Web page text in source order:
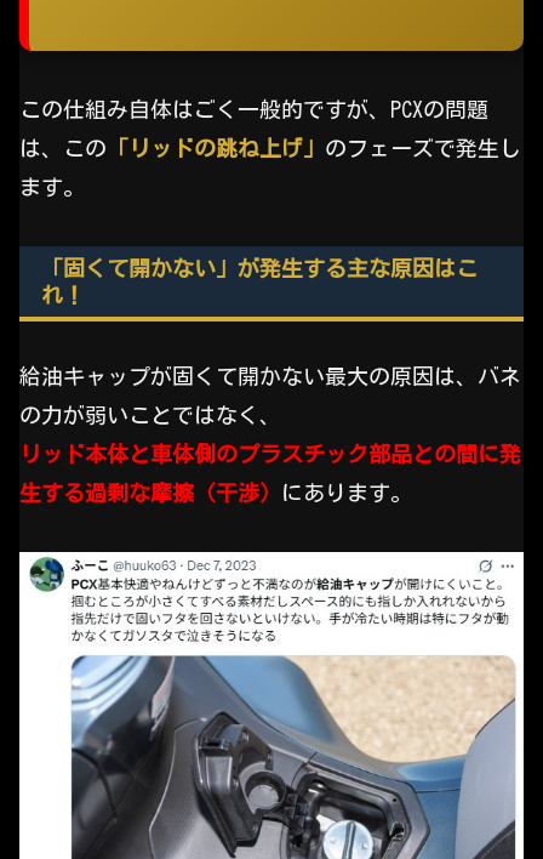
この仕組み自体はごく一般的ですが、PCXの問題
は、この 「リッドの跳ね上げ」 のフェーズで発生し
ます。
「固くて開かない」が発生する主な原因はこ
れ！
給油キャップが固くて開かない最大の原因は、バネ
の力が弱いことではなく、
リッド本体と車体側のプラスチック部品との間に発
生する過剰な摩擦（干渉）
にあります。